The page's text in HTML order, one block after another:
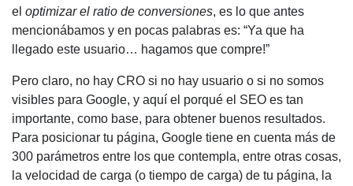
el optimizar el ratio de conversiones, es lo que antes
mencionábamos y en pocas palabras es: “Ya que ha
llegado este usuario… hagamos que compre!”
Pero claro, no hay CRO si no hay usuario o si no somos
visibles para Google, y aquí el porqué el SEO es tan
importante, como base, para obtener buenos resultados.
Para posicionar tu página, Google tiene en cuenta más de
300 parámetros entre los que contempla, entre otras cosas,
la velocidad de carga (o tiempo de carga) de tu página, la